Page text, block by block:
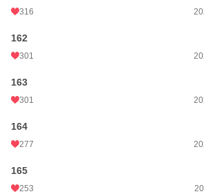
316
162
301
163
301
164
277
165
253